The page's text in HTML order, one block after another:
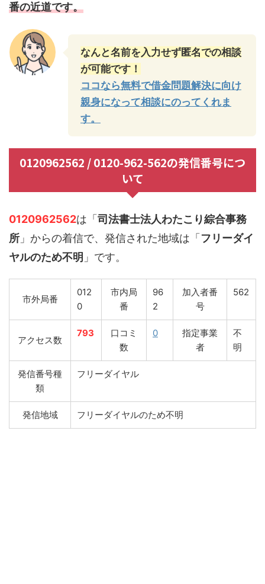
番の近道です。
なんと名前を入力せず匿名での相談
が可能です！
ココなら無料で借金問題解決に向け
親身になって相談にのってくれま
す。
0120962562 / 0120-962-562の発信番号につ
いて
0120962562は「 司法書士法人わたこり綜合事務
所 」からの着信で、発信された地域は「 フリーダイ
ヤルのため不明 」です。
市外局番
012
0
市内局
番
96
2
加入者番
号
562
アクセス数
793
口コミ
数
0
指定事業
者
不
明
発信番号種
類
フリーダイヤル
発信地域 フリーダイヤルのため不明